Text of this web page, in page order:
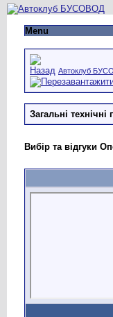
Menu
Автоклуб
Загальні технічні
Вибір та відгуки